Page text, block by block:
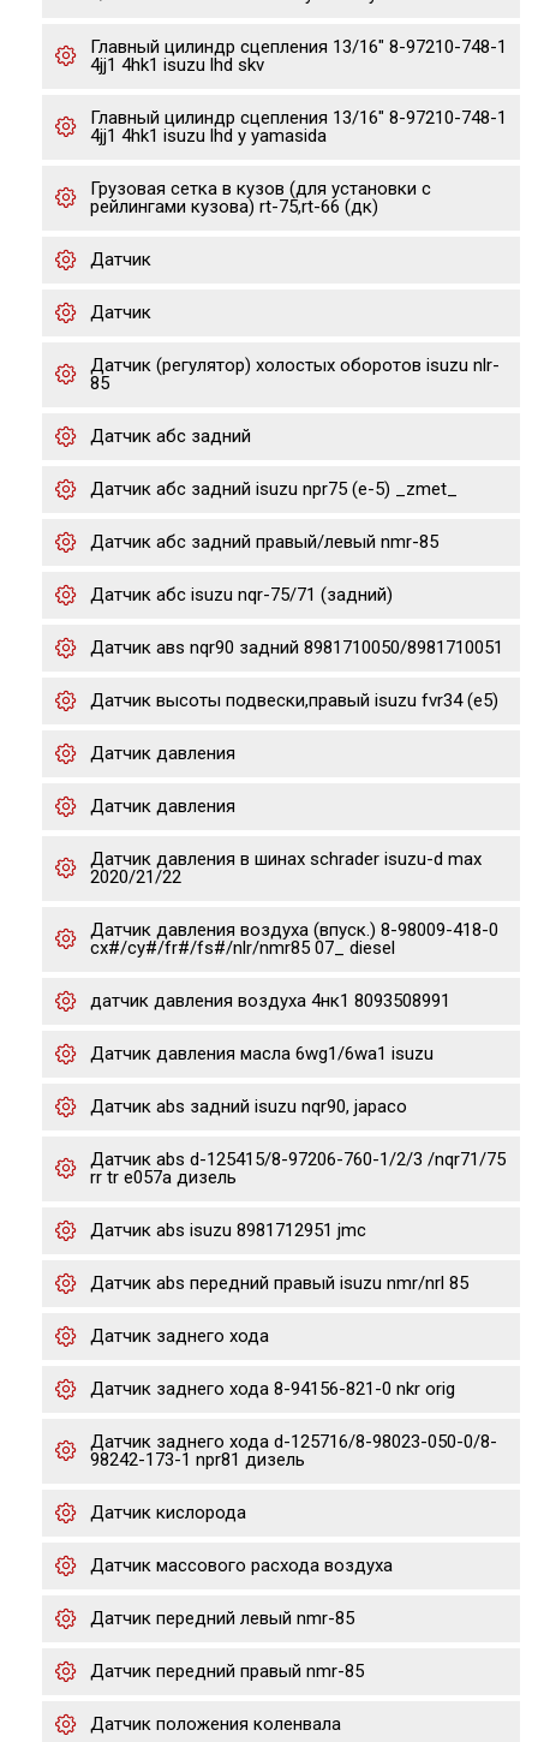
Главный цилиндр сцепления 13/16" 8-97210-748-1
4jj1 4hk1 isuzu lhd skv
Главный цилиндр сцепления 13/16" 8-97210-748-1
4jj1 4hk1 isuzu lhd y yamasida
Грузовая сетка в кузов (для установки с
рейлингами кузова) rt-75,rt-66 (дк)
Датчик
Датчик
Датчик (регулятор) холостых оборотов isuzu nlr-
85
Датчик абс задний
Датчик абс задний isuzu npr75 (е-5) _zmet_
Датчик абс задний правый/левый nmr-85
Датчик абс isuzu nqr-75/71 (задний)
Датчик авs nqr90 задний 8981710050/8981710051
Датчик высоты подвески,правый isuzu fvr34 (e5)
Датчик давления
Датчик давления
Датчик давления в шинах schrader isuzu-d max
2020/21/22
Датчик давления воздуха (впуск.) 8-98009-418-0
cx#/cy#/fr#/fs#/nlr/nmr85 07_ diesel
датчик давления воздуха 4нк1 8093508991
Датчик давления масла 6wg1/6wa1 isuzu
Датчик abs задний isuzu nqr90, japaco
Датчик abs d-125415/8-97206-760-1/2/3 /nqr71/75
rr tr e057a дизель
Датчик abs isuzu 8981712951 jmc
Датчик abs передний правый isuzu nmr/nrl 85
Датчик заднего хода
Датчик заднего хода 8-94156-821-0 nkr orig
Датчик заднего хода d-125716/8-98023-050-0/8-
98242-173-1 npr81 дизель
Датчик кислорода
Датчик массового расхода воздуха
Датчик передний левый nmr-85
Датчик передний правый nmr-85
Датчик положения коленвала